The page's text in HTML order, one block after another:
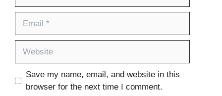
Save my name, email, and website in this
browser for the next time I comment.